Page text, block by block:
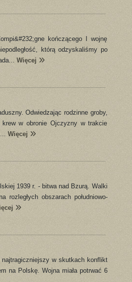
kończącego I wojnę
którą odzyskaliśmy po
Więcej
Odwiedzając rodzinne groby,
krew w obronie Ojczyzny w trakcie
Więcej
1939 r. - bitwa nad Bzurą. Walki
obszarach południowo-
w skutkach konflikt
na Polskę. Wojna miała potrwać 6